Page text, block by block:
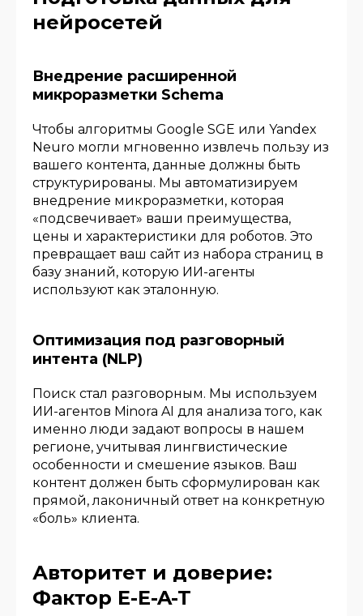
нейросетей
Внедрение расширенной
микроразметки Schema
Чтобы алгоритмы Google SGE или Yandex
Neuro могли мгновенно извлечь пользу из
вашего контента, данные должны быть
структурированы. Мы автоматизируем
внедрение микроразметки, которая
«подсвечивает» ваши преимущества,
цены и характеристики для роботов. Это
превращает ваш сайт из набора страниц в
базу знаний, которую ИИ-агенты
используют как эталонную.
Оптимизация под разговорный
интента (NLP)
Поиск стал разговорным. Мы используем
ИИ-агентов Minora AI для анализа того, как
именно люди задают вопросы в нашем
регионе, учитывая лингвистические
особенности и смешение языков. Ваш
контент должен быть сформулирован как
прямой, лаконичный ответ на конкретную
«боль» клиента.
Авторитет и доверие:
Фактор E-E-A-T